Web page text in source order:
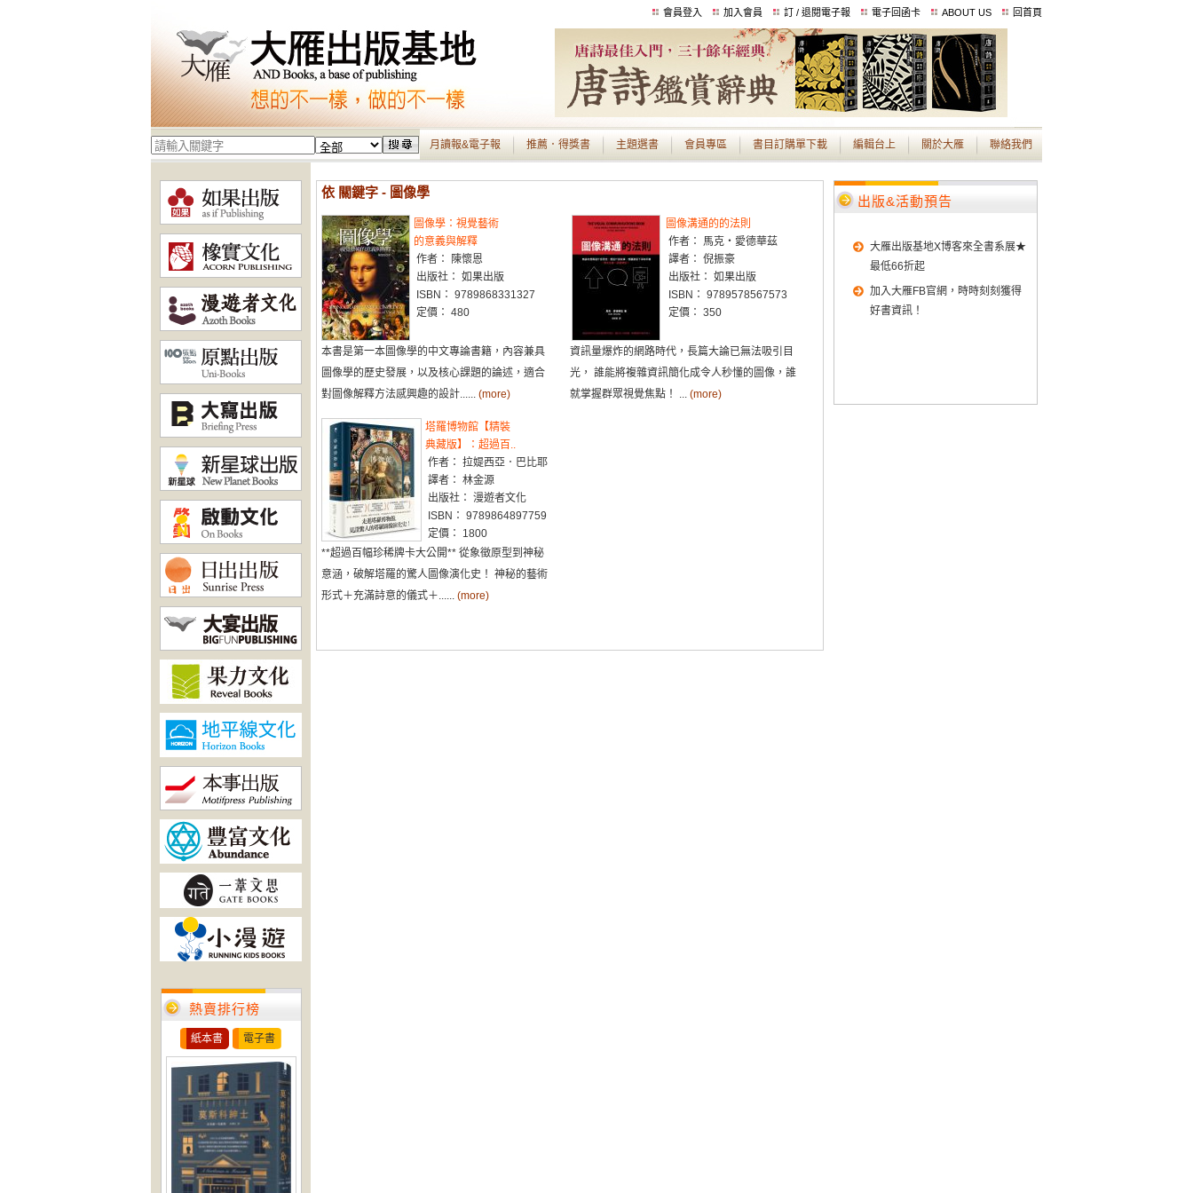
會員登入 加入會員 訂 / 退閱電子報 電子回函卡 ABOUT US 回首頁
月讀報&電子報 推薦．得獎書 主題選書 會員專區 書目訂購單下載 編輯台上 關於大雁 聯絡我們
熱賣排行榜
紙本書 電子書
依 關鍵字 - 圖像學
圖像學：視覺藝術
的意義與解釋
作者： 陳懷恩
出版社： 如果出版
ISBN： 9789868331327
定價： 480
本書是第一本圖像學的中文專論書籍，內容兼具
圖像學的歷史發展，以及核心課題的論述，適合
對圖像解釋方法感興趣的設計...... (more)
圖像溝通的的法則
作者： 馬克・愛德華茲
譯者： 倪振豪
出版社： 如果出版
ISBN： 9789578567573
定價： 350
資訊量爆炸的網路時代，長篇大論已無法吸引目
光， 誰能將複雜資訊簡化成令人秒懂的圖像，誰
就掌握群眾視覺焦點！ ... (more)
塔羅博物館【精裝
典藏版】：超過百..
作者： 拉媞西亞．巴比耶
譯者： 林金源
出版社： 漫遊者文化
ISBN： 9789864897759
定價： 1800
**超過百幅珍稀牌卡大公開** 從象徵原型到神秘
意涵，破解塔羅的驚人圖像演化史！ 神秘的藝術
形式＋充滿詩意的儀式＋...... (more)
出版&活動預告
大雁出版基地X博客來全書系展★
最低66折起
加入大雁FB官網，時時刻刻獲得
好書資訊！